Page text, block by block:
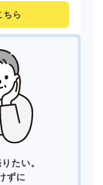
ちら
たい。
ずに